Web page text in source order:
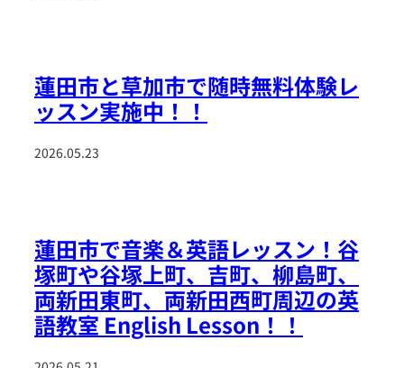
蓮田市と草加市で随時無料体験レ
ッスン実施中！！
2026.05.23
蓮田市で音楽＆英語レッスン！谷
塚町や谷塚上町、吉町、柳島町、
両新田東町、両新田西町周辺の英
語教室 English Lesson！！